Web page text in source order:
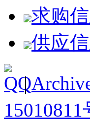
求购
供应
|
15010811